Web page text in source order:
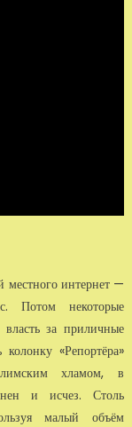
местного интернет —
Потом некоторые
за приличные
«Репортёра»
хламом, в
и исчез. Столь
малый объём